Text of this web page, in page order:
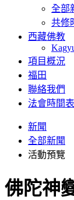
全部
共修
西藏佛教
項目概況
福田
聯絡我們
法會時間表
新聞
全部新聞
活動預覽
佛陀神